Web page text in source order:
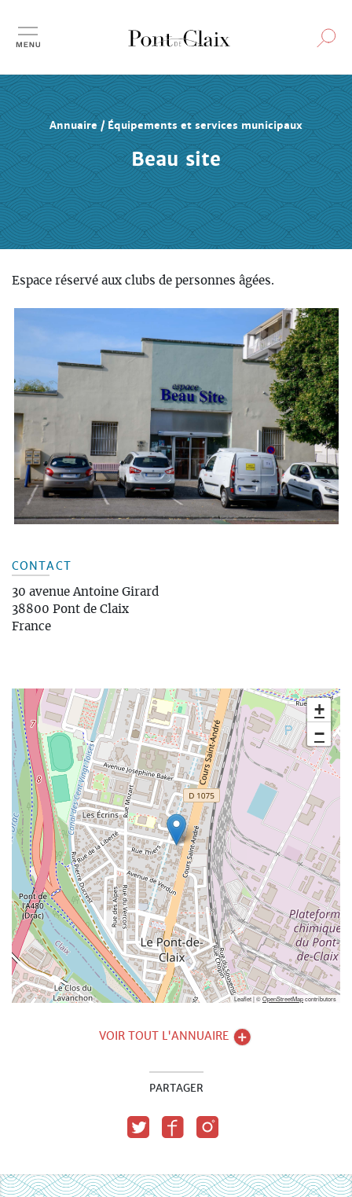
contenu
principal
Annuaire / Équipements et services municipaux
Beau site
Espace réservé aux clubs de personnes âgées.
CONTACT
30 avenue Antoine Girard
38800 Pont de Claix
France
+
−
Leaflet | ©OpenStreetMapcontributors
VOIR TOUT L'ANNUAIRE
PARTAGER